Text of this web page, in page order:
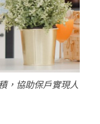
，協助保戶實現人